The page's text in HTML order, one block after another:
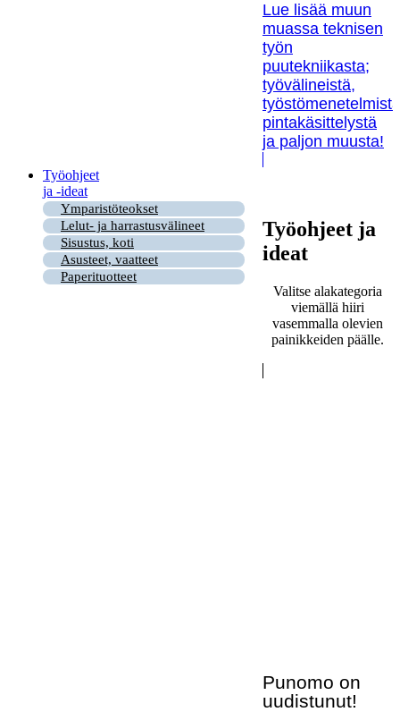
Lue lisää muun
muassa teknisen
työn
puutekniikasta;
työvälineistä,
pintakäsittelystä
ja paljon muusta!
Työohjeet
ja -ideat
Ymparistöteokset
Lelut- ja harrastusvälineet
Sisustus, koti
Asusteet, vaatteet
Paperituotteet
Työohjeet ja
ideat
Valitse alakategoria
viemällä hiiri
vasemmalla olevien
painikkeiden päälle.
Punomo on
uudistunut!